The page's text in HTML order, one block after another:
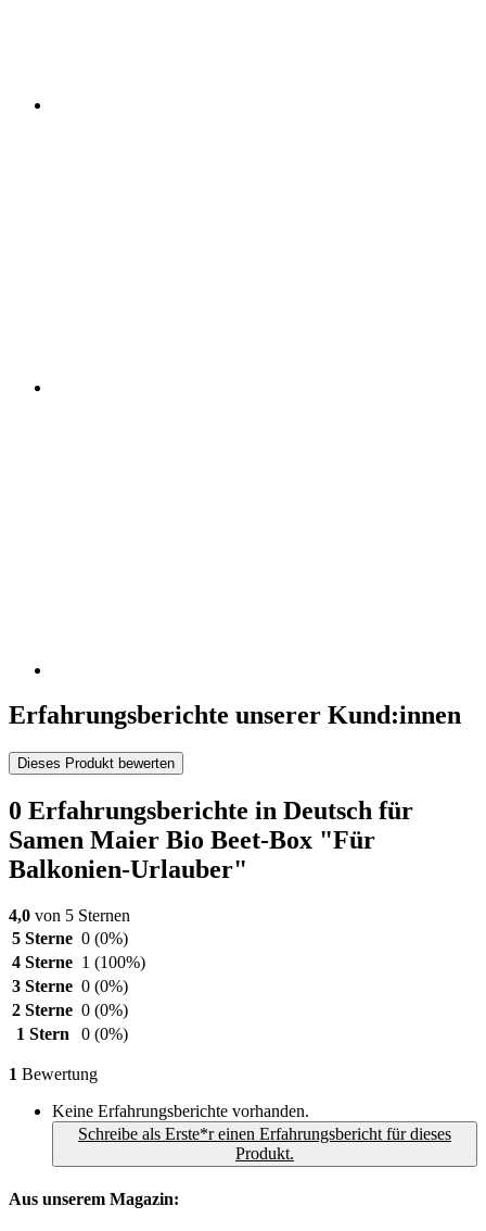
Erfahrungsberichte unserer Kund:innen
Dieses Produkt bewerten
0 Erfahrungsberichte in Deutsch für
Samen Maier Bio Beet-Box "Für
Balkonien-Urlauber"
4,0 von 5 Sternen
5 Sterne 0 (0%)
4 Sterne 1 (100%)
3 Sterne 0 (0%)
2 Sterne 0 (0%)
1 Stern
0 (0%)
1 Bewertung
Keine Erfahrungsberichte vorhanden.
Schreibe als Erste*r einen Erfahrungsbericht für dieses
Produkt.
Aus unserem Magazin: